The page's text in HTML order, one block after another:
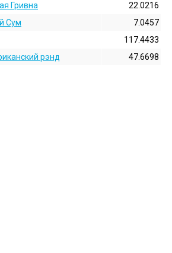
Гривна
22.0216
Сум
7.0457
117.4433
рэнд 47.6698